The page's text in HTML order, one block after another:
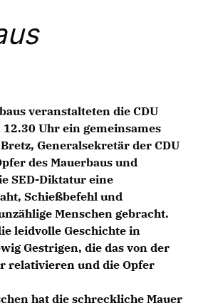
veranstalteten die CDU
Uhr ein gemeinsames
Generalsekretär der CDU
des Mauerbaus und
SED-Diktatur eine
Schießbefehl und
Menschen gebracht.
leidvolle Geschichte in
Gestrigen, die das von der
relativieren und die Opfer
hat die schreckliche Mauer